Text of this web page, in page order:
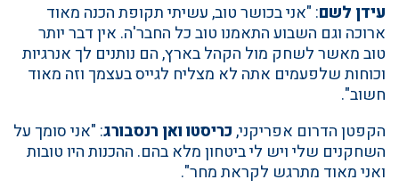
עידן לשם: "אני בכושר טוב, עשיתי תקופת הכנה מאוד
ארוכה וגם השבוע התאמנו טוב כל החבר'ה. אין דבר יותר
טוב מאשר לשחק מול הקהל בארץ, הם נותנים לך אנרגיות
וכוחות שלפעמים אתה לא מצליח לגייס בעצמך וזה מאוד
חשוב".
הקפטן הדרום אפריקני,כריסטו ואן רנסבורג: "אני סומך על
השחקנים שלי ויש לי ביטחון מלא בהם. ההכנות היו טובות
ואני מאוד מתרגש לקראת מחר".